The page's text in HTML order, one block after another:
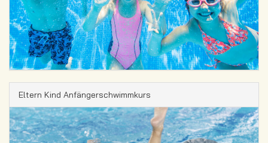
Eltern Kind Anfängerschwimmkurs